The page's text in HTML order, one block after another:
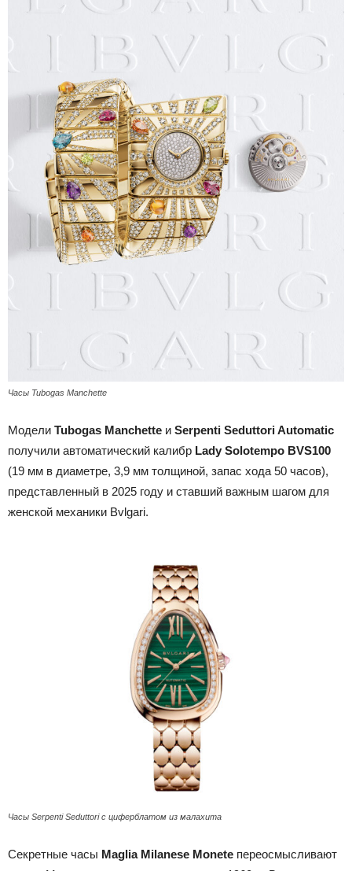
Часы Tubogas Manchette
Модели Tubogas Manchette и Serpenti Seduttori Automatic
получили автоматический калибр Lady Solotempo BVS100
(19 мм в диаметре, 3,9 мм толщиной, запас хода 50 часов),
представленный в 2025 году и ставший важным шагом для
женской механики Bvlgari.
Часы Serpenti Seduttori с циферблатом из малахита
Секретные часы Maglia Milanese Monete переосмысливают